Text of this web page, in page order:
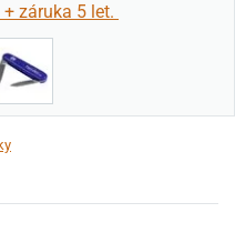
+ záruka 5 let.